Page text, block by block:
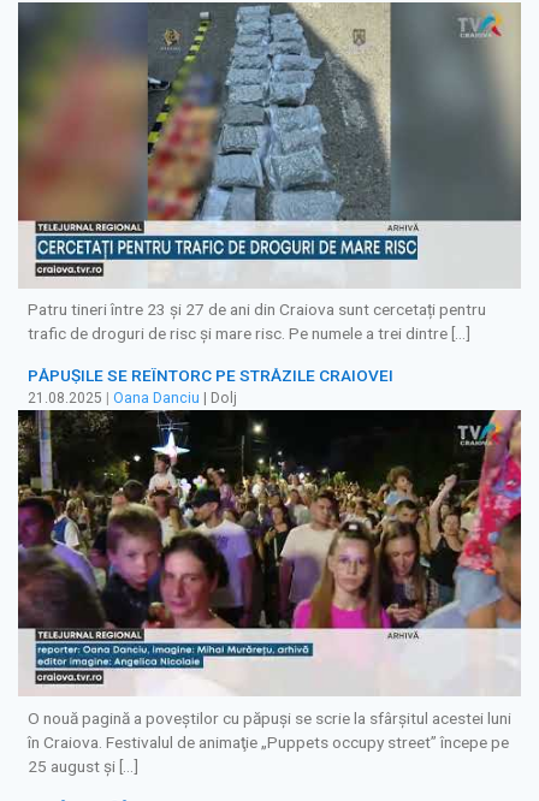
Patru tineri între 23 și 27 de ani din Craiova sunt cercetați pentru
trafic de droguri de risc și mare risc. Pe numele a trei dintre […]
PĂPUŞILE SE REÎNTORC PE STRĂZILE CRAIOVEI
21.08.2025 Oana Danciu | Dolj
O nouă pagină a poveştilor cu păpuşi se scrie la sfârşitul acestei luni
în Craiova. Festivalul de animaţie „Puppets occupy street” începe pe
25 august şi […]